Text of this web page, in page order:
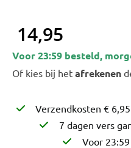
14,95
Voor 23:59 besteld,
Of kies bij het afrekenen
Verzendkosten €
7 dagen vers
Voor